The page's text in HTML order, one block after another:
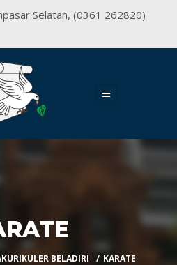
Selatan, (0361 262820)
BELADIRI KARATE